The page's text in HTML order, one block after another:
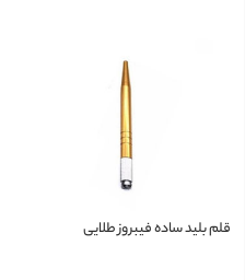
قلم بليد ساده فيبروز طلایی